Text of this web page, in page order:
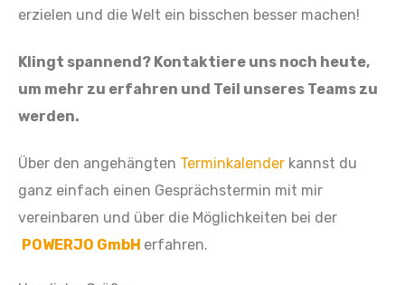
erzielen und die Welt ein bisschen besser machen!
Klingt spannend? Kontaktiere uns noch heute,
um mehr zu erfahren und Teil unseres Teams zu
werden.
Über den angehängten Terminkalender kannst du
ganz einfach einen Gesprächstermin mit mir
vereinbaren und über die Möglichkeiten bei der
POWERJO GmbH erfahren.